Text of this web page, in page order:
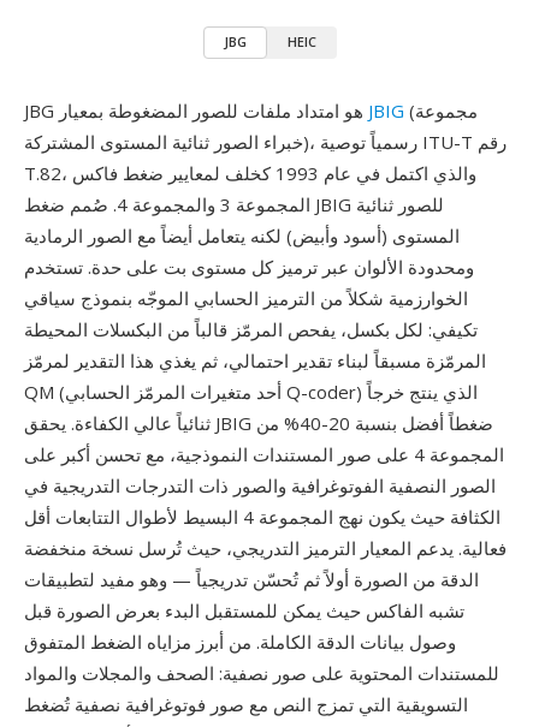
JBG HEIC
JBIG (مجموعة
خبراء الصور ثنائية المستوى المشتركة)، رسمياً توصية ITU-T رقم
T.82، والذي اكتمل في عام 1993 كخلف لمعايير ضغط فاكس
المجموعة 3 والمجموعة 4. صُمم ضغط JBIG للصور ثنائية
المستوى (أسود وأبيض) لكنه يتعامل أيضاً مع الصور الرمادية
ومحدودة الألوان عبر ترميز كل مستوى بت على حدة. تستخدم
الخوارزمية شكلاً من الترميز الحسابي الموجّه بنموذج سياقي
تكيفي: لكل بكسل، يفحص المرمّز قالباً من البكسلات المحيطة
المرمّزة مسبقاً لبناء تقدير احتمالي، ثم يغذي هذا التقدير لمرمّز
QM (أحد متغيرات المرمّز الحسابي Q-coder) الذي ينتج خرجاً
ثنائياً عالي الكفاءة. يحقق JBIG ضغطاً أفضل بنسبة 20-40% من
المجموعة 4 على صور المستندات النموذجية، مع تحسن أكبر على
الصور النصفية الفوتوغرافية والصور ذات التدرجات التدريجية في
الكثافة حيث يكون نهج المجموعة 4 البسيط لأطوال التتابعات أقل
فعالية. يدعم المعيار الترميز التدريجي، حيث تُرسل نسخة منخفضة
الدقة من الصورة أولاً ثم تُحسّن تدريجياً — وهو مفيد لتطبيقات
تشبه الفاكس حيث يمكن للمستقبل البدء بعرض الصورة قبل
وصول بيانات الدقة الكاملة. من أبرز مزاياه الضغط المتفوق
للمستندات المحتوية على صور نصفية: الصحف والمجلات والمواد
التسويقية التي تمزج النص مع صور فوتوغرافية نصفية تُضغط